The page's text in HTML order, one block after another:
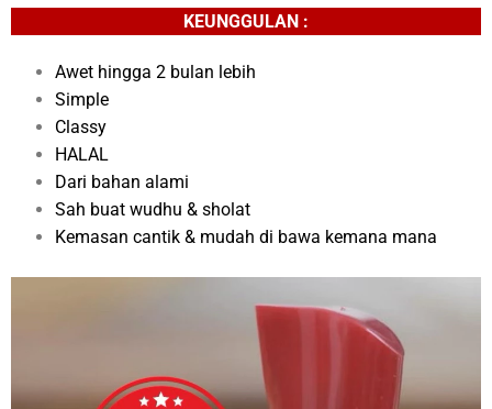
KEUNGGULAN :
Awet hingga 2 bulan lebih
Simple
Classy
HALAL
Dari bahan alami
Sah buat wudhu & sholat
Kemasan cantik & mudah di bawa kemana mana